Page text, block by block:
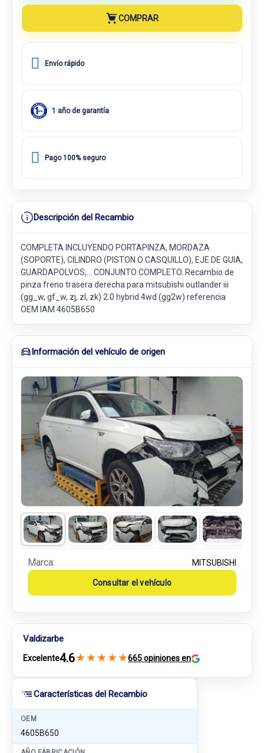
Características del Recambio
OEM
4605B650
COMPRAR
Envío rápido
1 año de garantía
Pago 100% seguro
Descripción del Recambio
COMPLETA INCLUYENDO PORTAPINZA, MORDAZA
(SOPORTE), CILINDRO (PISTON O CASQUILLO), EJE DE GUIA,
GUARDAPOLVOS,... CONJUNTO COMPLETO. Recambio de
pinza freno trasera derecha para mitsubishi outlander iii
(gg_w, gf_w, zj, zl, zk) 2.0 hybrid 4wd (gg2w) referencia
OEM IAM 4605B650
Información del vehículo de origen
Marca: MITSUBISHI
Consultar el vehículo
Valdizarbe
Excelente4.6★ ★ ★ ★ ★665 opiniones en